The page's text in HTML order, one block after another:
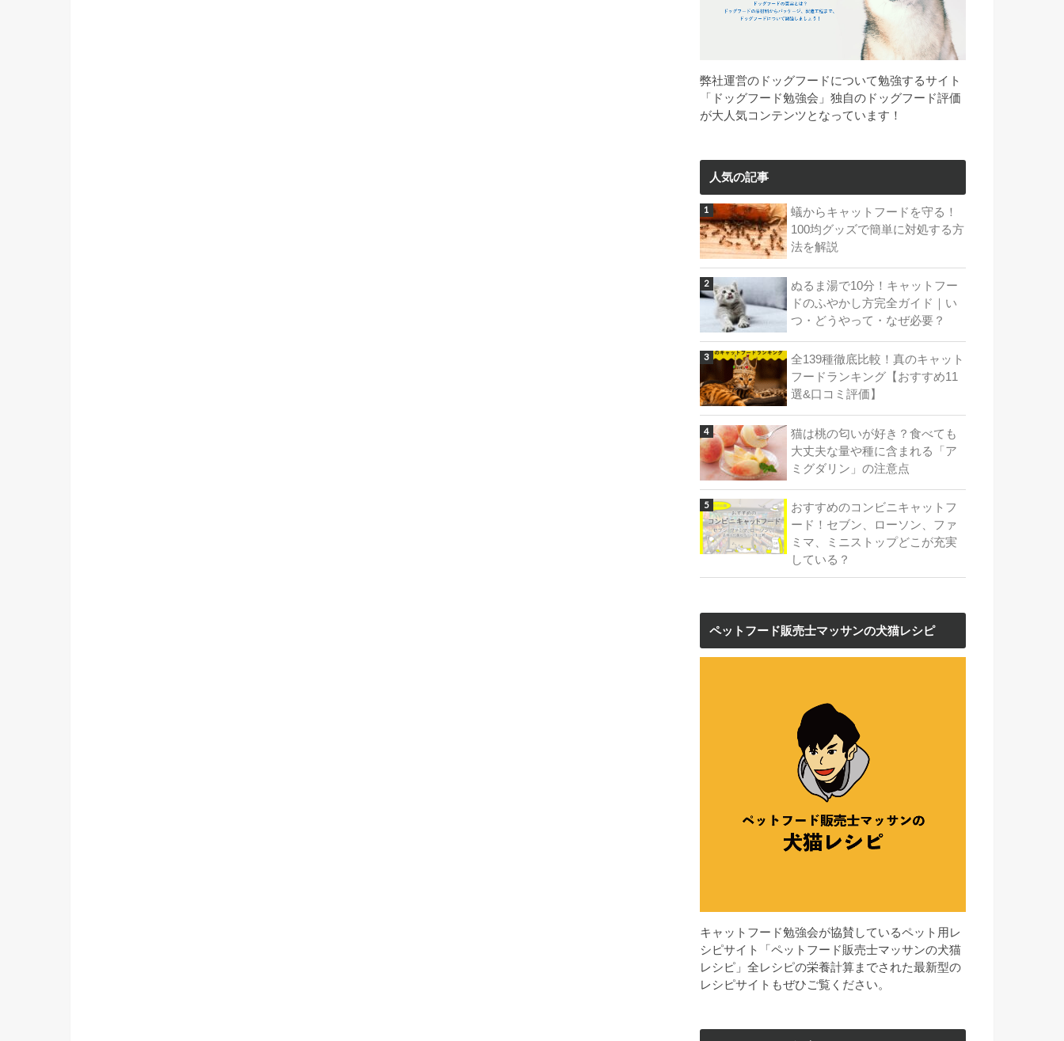
弊社運営のドッグフードについて勉強するサイト
「ドッグフード勉強会」独自のドッグフード評価
が大人気コンテンツとなっています！
人気の記事
蟻からキャットフードを守る！
100均グッズで簡単に対処する方
法を解説
ぬるま湯で10分！キャットフー
ドのふやかし方完全ガイド｜い
つ・どうやって・なぜ必要？
全139種徹底比較！真のキャット
フードランキング【おすすめ11
選&口コミ評価】
猫は桃の匂いが好き？食べても
大丈夫な量や種に含まれる「ア
ミグダリン」の注意点
おすすめのコンビニキャットフ
ード！セブン、ローソン、ファ
ミマ、ミニストップどこが充実
している？
ペットフード販売士マッサンの犬猫レシピ
キャットフード勉強会が協賛しているペット用レ
シピサイト「ペットフード販売士マッサンの犬猫
レシピ」全レシピの栄養計算までされた最新型の
レシピサイトもぜひご覧ください。